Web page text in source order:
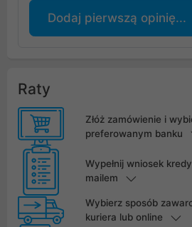
Dodaj pierwszą opinię...
Raty
Złóż zamówienie i
preferowanym banku
Wypełnij wniosek
mailem
Wybierz sposób
kuriera lub online